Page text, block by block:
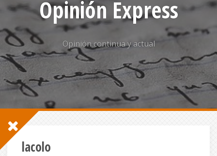
Opinión Express
Opinión continua y actual
lacolo